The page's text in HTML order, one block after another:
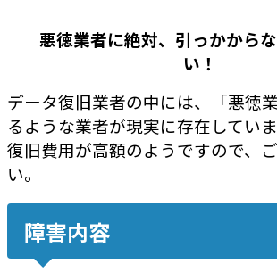
悪徳業者に絶対、引っかから
い！
データ復旧業者の中には、「悪徳
るような業者が現実に存在していま
復旧費用が高額のようですので、
い。
障害内容